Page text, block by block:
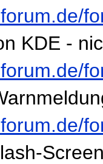
KDE -